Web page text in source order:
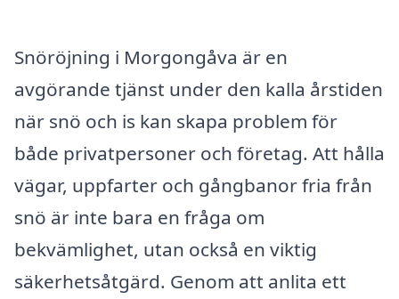
Snöröjning i Morgongåva är en
avgörande tjänst under den kalla årstiden
när snö och is kan skapa problem för
både privatpersoner och företag. Att hålla
vägar, uppfarter och gångbanor fria från
snö är inte bara en fråga om
bekvämlighet, utan också en viktig
säkerhetsåtgärd. Genom att anlita ett